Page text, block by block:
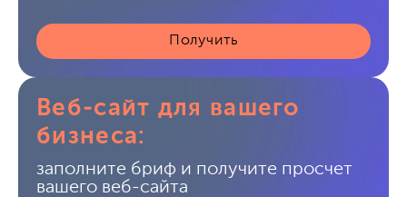
Получить
Веб-сайт для вашего
бизнеса:
заполните бриф и получите просчет
вашего веб-сайта